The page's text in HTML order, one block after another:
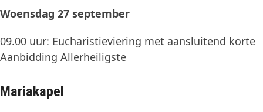
Woensdag 27 september
09.00 uur: Eucharistieviering met aansluitend korte
Aanbidding Allerheiligste
Mariakapel